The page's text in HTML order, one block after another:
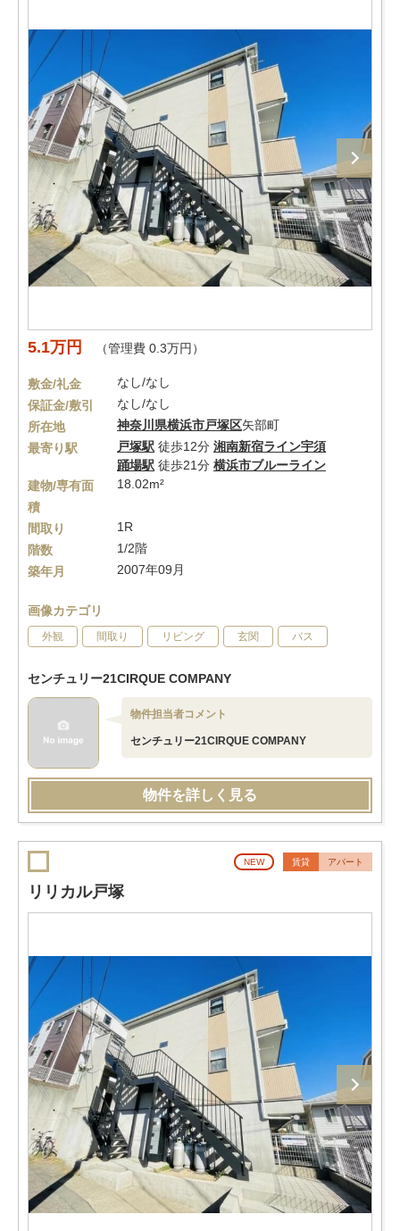
5.1万円 （管理費 0.3万円）
敷金/礼金
なし/なし
保証金/敷引
なし/なし
所在地
神奈川県横浜市戸塚区矢部町
最寄り駅
戸塚駅 徒歩12分 湘南新宿ライン宇須
踊場駅 徒歩21分 横浜市ブルーライン
建物/専有面
積
18.02m²
間取り
1R
階数
1/2階
築年月
2007年09月
画像カテゴリ
外観 間取り リビング 玄関 バス
センチュリー21CIRQUE COMPANY
物件担当者コメント
センチュリー21CIRQUE COMPANY
物件を詳しく見る
NEW 賃貸 アパート
リリカル戸塚